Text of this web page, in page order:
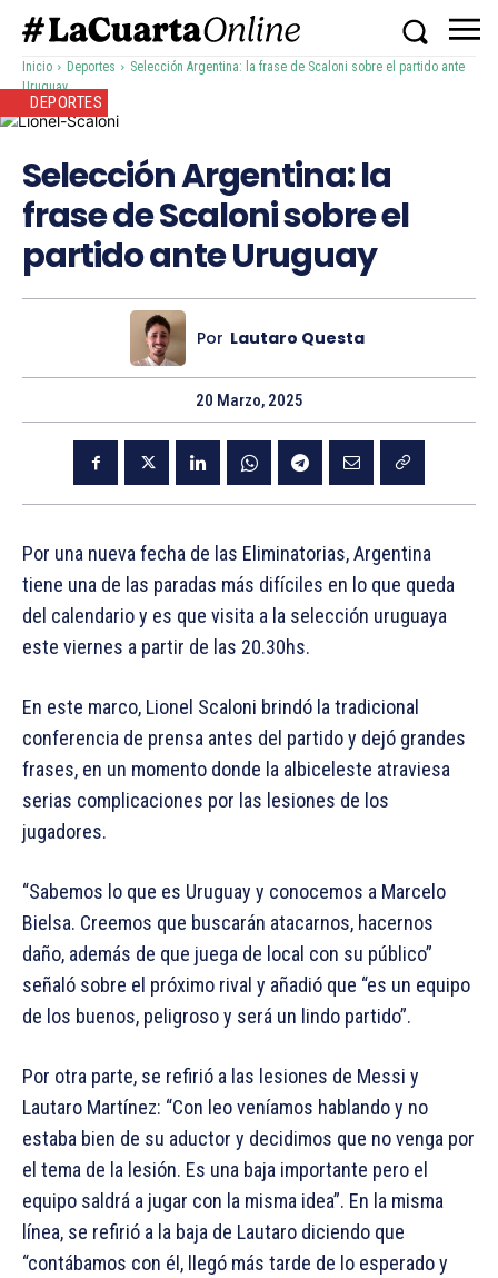
Inicio Deportes
Selección Argentina: la frase de Scaloni sobre el partido ante
Uruguay
DEPORTES
Selección Argentina: la
frase de Scaloni sobre el
partido ante Uruguay
Por Lautaro Questa
20 Marzo, 2025
Por una nueva fecha de las Eliminatorias, Argentina
tiene una de las paradas más difíciles en lo que queda
del calendario y es que visita a la selección uruguaya
este viernes a partir de las 20.30hs.
En este marco, Lionel Scaloni brindó la tradicional
conferencia de prensa antes del partido y dejó grandes
frases, en un momento donde la albiceleste atraviesa
serias complicaciones por las lesiones de los
jugadores.
“Sabemos lo que es Uruguay y conocemos a Marcelo
Bielsa. Creemos que buscarán atacarnos, hacernos
daño, además de que juega de local con su público”
señaló sobre el próximo rival y añadió que “es un equipo
de los buenos, peligroso y será un lindo partido”.
Por otra parte, se refirió a las lesiones de Messi y
Lautaro Martínez: “Con leo veníamos hablando y no
estaba bien de su aductor y decidimos que no venga por
el tema de la lesión. Es una baja importante pero el
equipo saldrá a jugar con la misma idea”. En la misma
línea, se refirió a la baja de Lautaro diciendo que
“contábamos con él, llegó más tarde de lo esperado y